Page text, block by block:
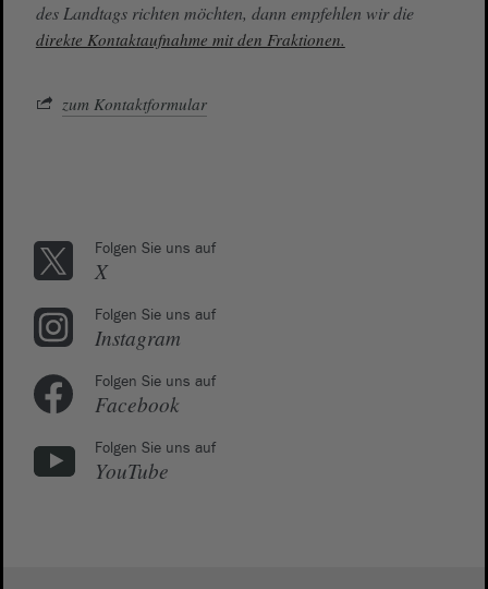
des Landtags richten möchten, dann empfehlen wir die
direkte Kontaktaufnahme mit den Fraktionen.
zum Kontaktformular
Folgen Sie uns auf
X
Folgen Sie uns auf
Instagram
Folgen Sie uns auf
Facebook
Folgen Sie uns auf
YouTube